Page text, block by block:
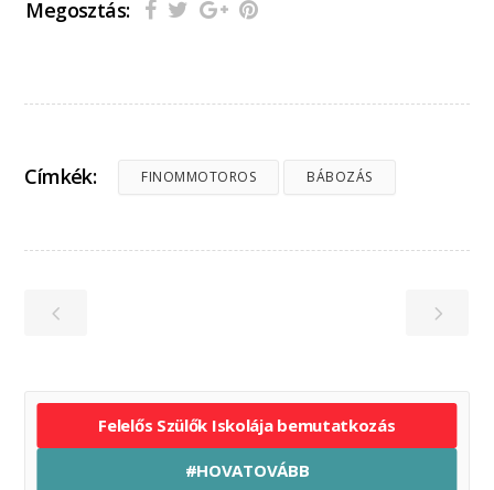
Megosztás:
Címkék: FINOMMOTOROS BÁBOZÁS
Felelős Szülők Iskolája bemutatkozás
#HOVATOVÁBB